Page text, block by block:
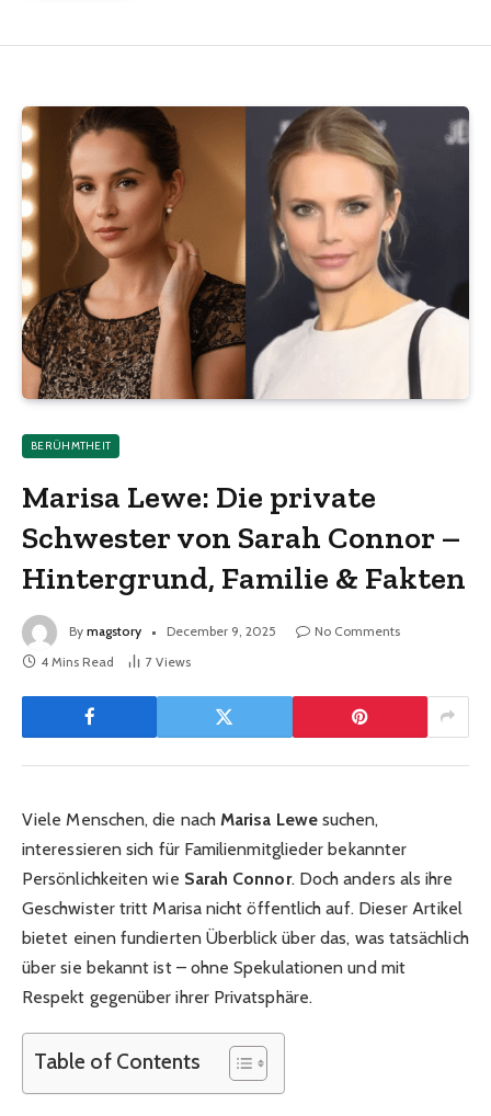
BERÜHMTHEIT
Marisa Lewe: Die private
Schwester von Sarah Connor –
Hintergrund, Familie & Fakten
By magstory December 9, 2025
No Comments
4 Mins Read
7 Views
Viele Menschen, die nach Marisa Lewesuchen,
interessieren sich für Familienmitglieder bekannter
Persönlichkeiten wie Sarah Connor. Doch anders als ihre
Geschwister tritt Marisa nicht öffentlich auf. Dieser Artikel
bietet einen fundierten Überblick über das, was tatsächlich
über sie bekannt ist – ohne Spekulationen und mit
Respekt gegenüber ihrer Privatsphäre.
Table of Contents